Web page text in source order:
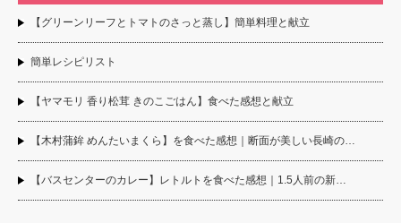
【グリーンリーフとトマトのさっと蒸し】簡単料理と献立
簡単レシピリスト
【ヤマモリ 香り松茸 きのこごはん】食べた感想と献立
【木村蒲鉾 めんたいまくら】を食べた感想｜断面が美しい長崎の…
【バスセンターのカレー】レトルトを食べた感想｜1.5人前の新…